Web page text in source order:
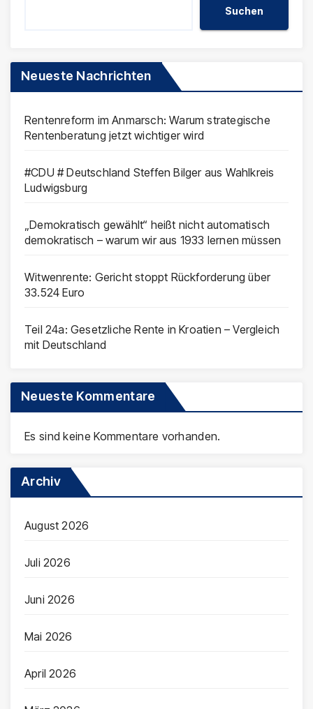
Suchen
Neueste Nachrichten
Rentenreform im Anmarsch: Warum strategische
Rentenberatung jetzt wichtiger wird
#CDU # Deutschland Steffen Bilger aus Wahlkreis
Ludwigsburg
„Demokratisch gewählt“ heißt nicht automatisch
demokratisch – warum wir aus 1933 lernen müssen
Witwenrente: Gericht stoppt Rückforderung über
33.524 Euro
Teil 24a: Gesetzliche Rente in Kroatien – Vergleich
mit Deutschland
Neueste Kommentare
Es sind keine Kommentare vorhanden.
Archiv
August 2026
Juli 2026
Juni 2026
Mai 2026
April 2026